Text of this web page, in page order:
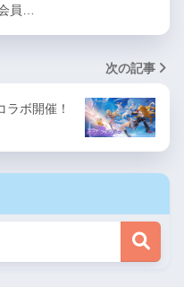
員…
次の記事
ラボ開催！